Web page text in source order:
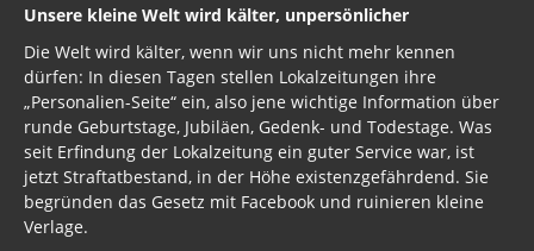
Unsere kleine Welt wird kälter, unpersönlicher
Die Welt wird kälter, wenn wir uns nicht mehr kennen
dürfen: In diesen Tagen stellen Lokalzeitungen ihre
„Personalien-Seite“ ein, also jene wichtige Information über
runde Geburtstage, Jubiläen, Gedenk- und Todestage. Was
seit Erfindung der Lokalzeitung ein guter Service war, ist
jetzt Straftatbestand, in der Höhe existenzgefährdend. Sie
begründen das Gesetz mit Facebook und ruinieren kleine
Verlage.